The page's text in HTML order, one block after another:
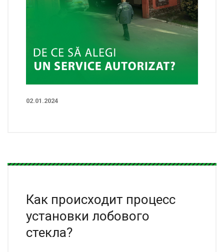
02.01.2024
Как происходит процесс
установки лобового
стекла?